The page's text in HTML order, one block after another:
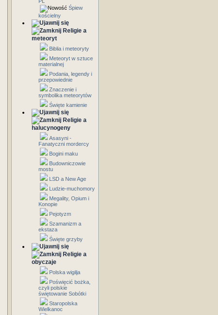
Śpiew
kościelny
Religie a
meteoryt
Biblia i meteoryty
Meteoryt w sztuce
materialnej
Podania, legendy i
przepowiednie
Znaczenie i
symbolika meteorytów
Święte kamienie
Religie a
halucynogeny
Asasyni -
Fanatyczni mordercy
Bogini maku
Budowniczowie
mostu
LSD a New Age
Ludzie-muchomory
Megality, Opium i
Konopie
Pejotyzm
Szamanizm a
ekstaza
Święte grzyby
Religie a
obyczaje
Polska wigilja
Poświęcić bożka,
czyli polskie
świętowanie Sobótki
Staropolska
Wielkanoc